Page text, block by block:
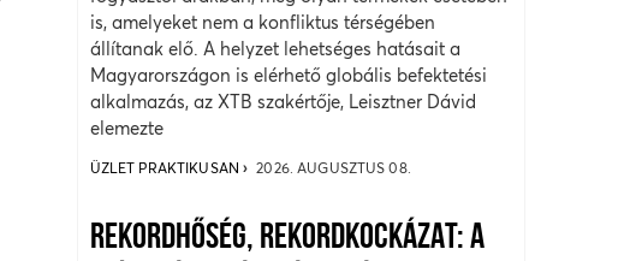
is, amelyeket nem a konfliktus térségében
állítanak elő. A helyzet lehetséges hatásait a
Magyarországon is elérhető globális befektetési
alkalmazás, az XTB szakértője, Leisztner Dávid
elemezte
ÜZLET PRAKTIKUSAN 2026. AUGUSZTUS 08.
REKORDHŐSÉG, REKORDKOCKÁZAT: A